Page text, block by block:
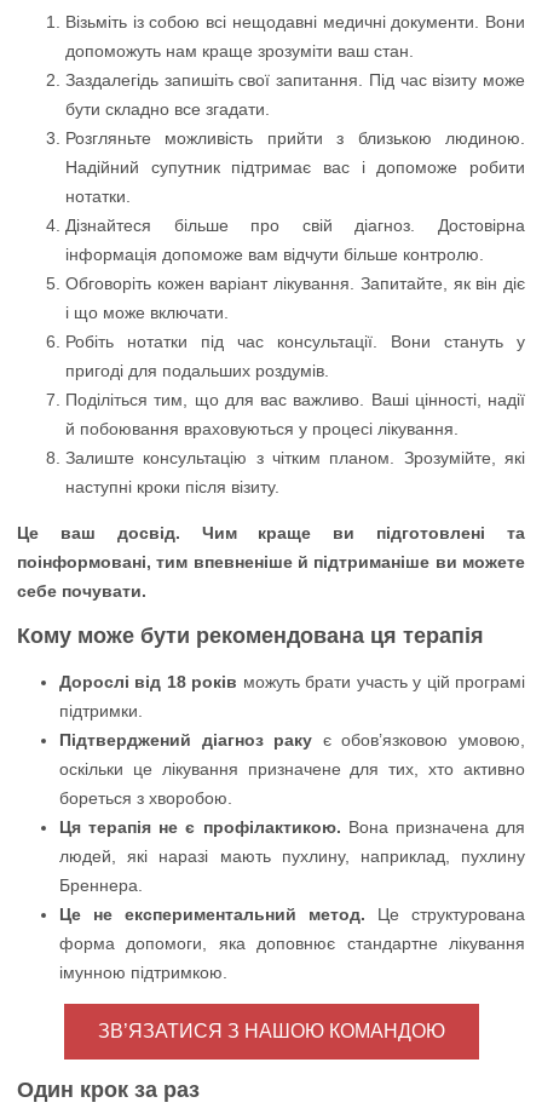
Візьміть із собою всі нещодавні медичні документи. Вони
допоможуть нам краще зрозуміти ваш стан.
Заздалегідь запишіть свої запитання. Під час візиту може
бути складно все згадати.
Розгляньте можливість прийти з близькою людиною.
Надійний супутник підтримає вас і допоможе робити
нотатки.
Дізнайтеся більше про свій діагноз. Достовірна
інформація допоможе вам відчути більше контролю.
Обговоріть кожен варіант лікування. Запитайте, як він діє
і що може включати.
Робіть нотатки під час консультації. Вони стануть у
пригоді для подальших роздумів.
Поділіться тим, що для вас важливо. Ваші цінності, надії
й побоювання враховуються у процесі лікування.
Залиште консультацію з чітким планом. Зрозумійте, які
наступні кроки після візиту.
Це ваш досвід. Чим краще ви підготовлені та
поінформовані, тим впевненіше й підтриманіше ви можете
себе почувати.
Кому може бути рекомендована ця терапія
Дорослі від 18 років можуть брати участь у цій програмі
підтримки.
Підтверджений діагноз раку є обов’язковою умовою,
оскільки це лікування призначене для тих, хто активно
бореться з хворобою.
Ця терапія не є профілактикою. Вона призначена для
людей, які наразі мають пухлину, наприклад, пухлину
Бреннера.
Це не експериментальний метод. Це структурована
форма допомоги, яка доповнює стандартне лікування
імунною підтримкою.
ЗВ’ЯЗАТИСЯ З НАШОЮ КОМАНДОЮ
Один крок за раз